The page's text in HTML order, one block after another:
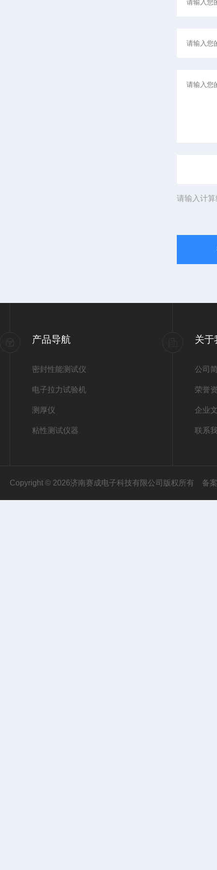
请输入计
产品导航
密封性能测试仪
电子拉力试验机
测厚仪
粘性测试仪器
关于
公司
荣誉
企业
联系
Copyright © 2026济南赛成电子科技有限公司版权所有 备